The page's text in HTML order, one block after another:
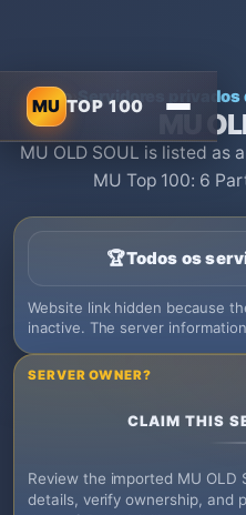
MU TOP 100
Início›Servidores privados
MU
MU OLD SOUL is listed as
MU Top 100: 6
🏆Todos os
Website link hidden because
inactive. The server
SERVER OWNER?
CLAIM THIS
Review the imported MU
details, verify ownership, and